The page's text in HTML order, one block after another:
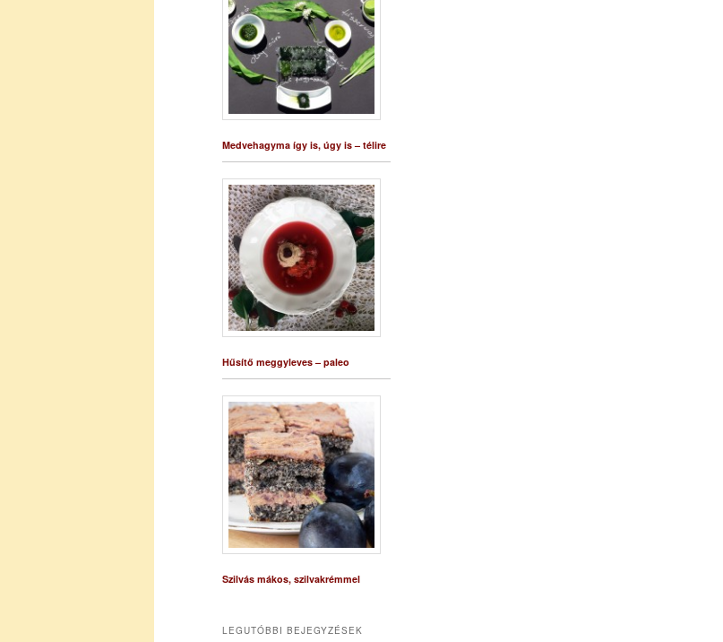
Medvehagyma így is, úgy is – télire
Hűsítő meggyleves – paleo
Szilvás mákos, szilvakrémmel
LEGUTÓBBI BEJEGYZÉSEK